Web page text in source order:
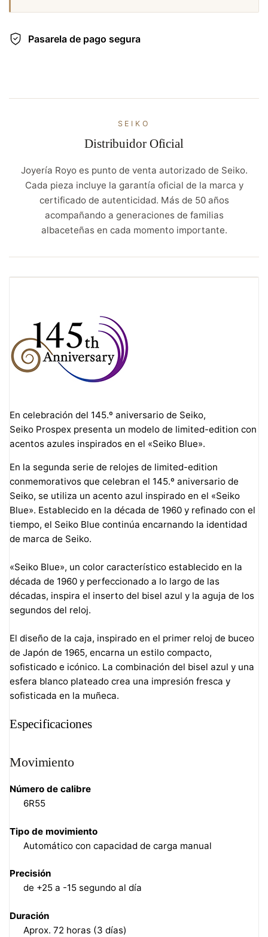
Pasarela de pago segura
SEIKO
Distribuidor Oficial
Joyería Royo es punto de venta autorizado de Seiko.
Cada pieza incluye la garantía oficial de la marca y
certificado de autenticidad. Más de 50 años
acompañando a generaciones de familias
albaceteñas en cada momento importante.
En celebración del 145.º aniversario de Seiko,
Seiko Prospex presenta un modelo de limited-edition con
acentos azules inspirados en el «Seiko Blue».
En la segunda serie de relojes de limited-edition
conmemorativos que celebran el 145.º aniversario de
Seiko, se utiliza un acento azul inspirado en el «Seiko
Blue». Establecido en la década de 1960 y refinado con el
tiempo, el Seiko Blue continúa encarnando la identidad
de marca de Seiko.
«Seiko Blue», un color característico establecido en la
década de 1960 y perfeccionado a lo largo de las
décadas, inspira el inserto del bisel azul y la aguja de los
segundos del reloj.
El diseño de la caja, inspirado en el primer reloj de buceo
de Japón de 1965, encarna un estilo compacto,
sofisticado e icónico. La combinación del bisel azul y una
esfera blanco plateado crea una impresión fresca y
sofisticada en la muñeca.
Especificaciones
Movimiento
Número de calibre
6R55
Tipo de movimiento
Automático con capacidad de carga manual
Precisión
de +25 a -15 segundo al día
Duración
Aprox. 72 horas (3 días)